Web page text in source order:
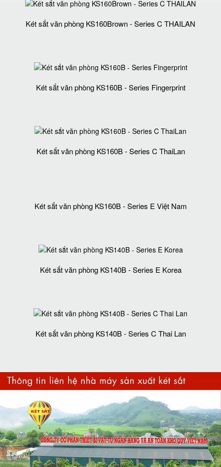
Két sắt văn phòng KS160Brown - Series C THAILAN
Két sắt văn phòng KS160B - Series Fingerprint
Két sắt văn phòng KS160B - Series C ThaiLan
Két sắt văn phòng KS160B - Series E Việt Nam
Két sắt văn phòng KS140B - Series E Korea
Két sắt văn phòng KS140B - Series C Thai Lan